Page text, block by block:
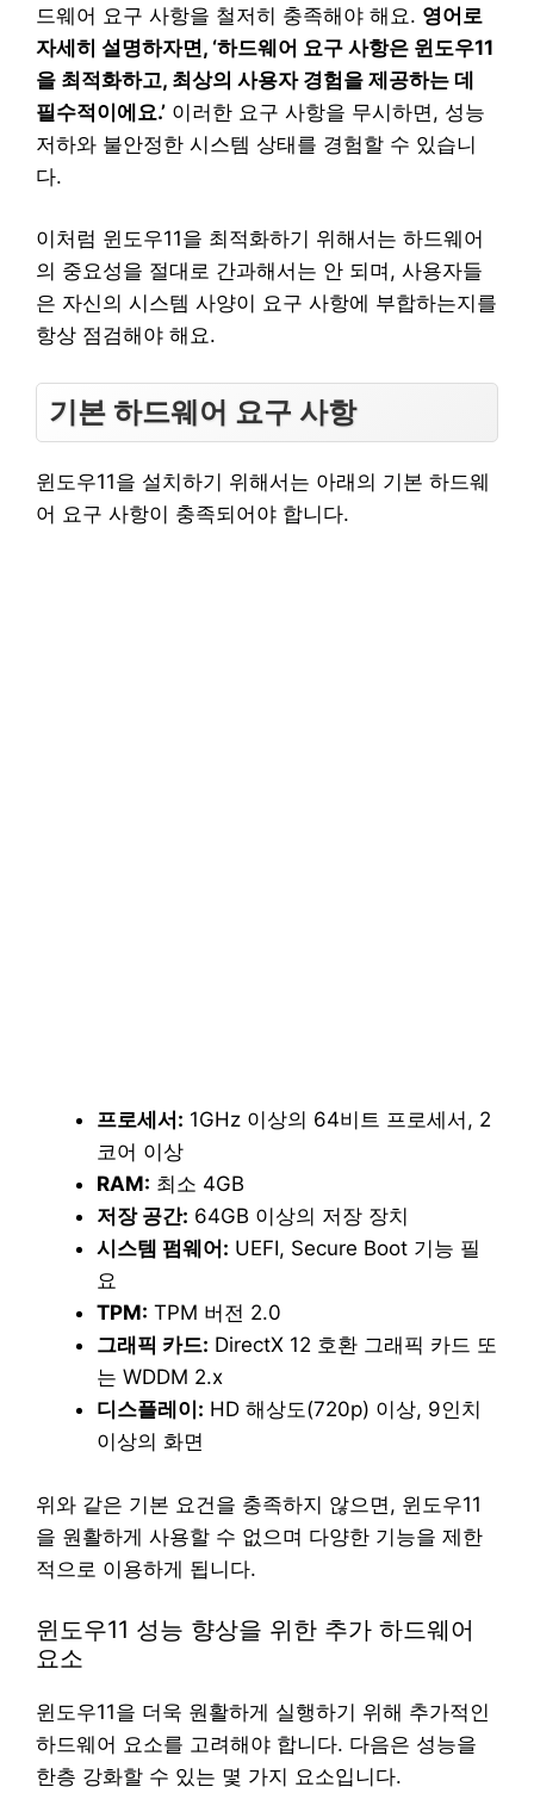
드웨어 요구 사항을 철저히 충족해야 해요. 영어로
자세히 설명하자면, ‘하드웨어 요구 사항은 윈도우11
을 최적화하고, 최상의 사용자 경험을 제공하는 데
필수적이에요.’ 이러한 요구 사항을 무시하면, 성능
저하와 불안정한 시스템 상태를 경험할 수 있습니
다.
이처럼 윈도우11을 최적화하기 위해서는 하드웨어
의 중요성을 절대로 간과해서는 안 되며, 사용자들
은 자신의 시스템 사양이 요구 사항에 부합하는지를
항상 점검해야 해요.
기본 하드웨어 요구 사항
윈도우11을 설치하기 위해서는 아래의 기본 하드웨
어 요구 사항이 충족되어야 합니다.
프로세서: 1GHz 이상의 64비트 프로세서, 2
코어 이상
RAM: 최소 4GB
저장 공간: 64GB 이상의 저장 장치
시스템 펌웨어: UEFI, Secure Boot 기능 필
요
TPM: TPM 버전 2.0
그래픽 카드: DirectX 12 호환 그래픽 카드 또
는 WDDM 2.x
디스플레이: HD 해상도(720p) 이상, 9인치
이상의 화면
위와 같은 기본 요건을 충족하지 않으면, 윈도우11
을 원활하게 사용할 수 없으며 다양한 기능을 제한
적으로 이용하게 됩니다.
윈도우11 성능 향상을 위한 추가 하드웨어
요소
윈도우11을 더욱 원활하게 실행하기 위해 추가적인
하드웨어 요소를 고려해야 합니다. 다음은 성능을
한층 강화할 수 있는 몇 가지 요소입니다.